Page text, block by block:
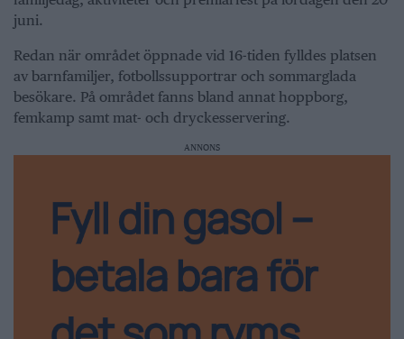
juni.
Redan när området öppnade vid 16-tiden fylldes platsen
av barnfamiljer, fotbollssupportrar och sommarglada
besökare. På området fanns bland annat hoppborg,
femkamp samt mat- och dryckesservering.
ANNONS